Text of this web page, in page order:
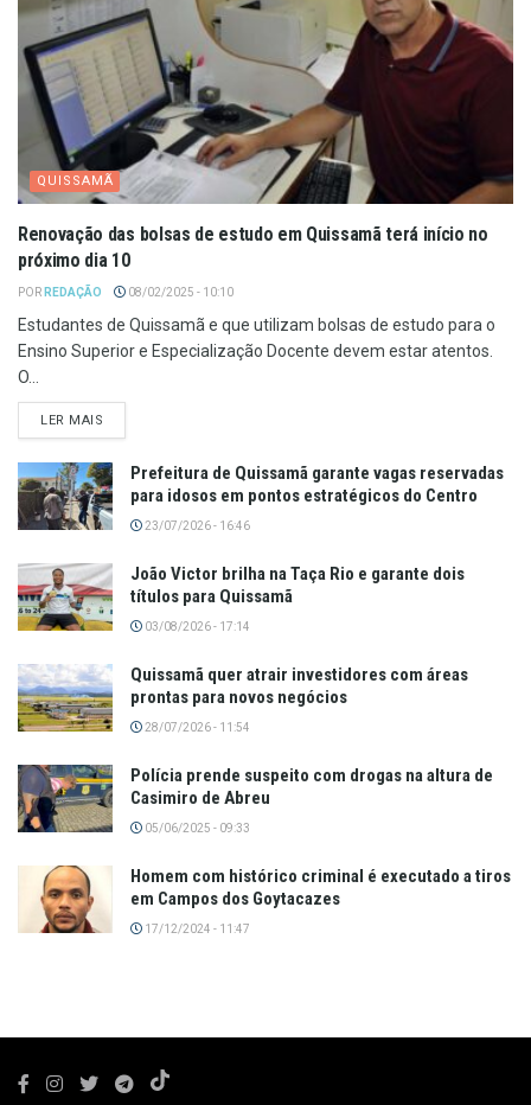
QUISSAMÃ
Renovação das bolsas de estudo em Quissamã terá início no
próximo dia 10
POR REDAÇÃO 08/02/2025 - 10:10
Estudantes de Quissamã e que utilizam bolsas de estudo para o
Ensino Superior e Especialização Docente devem estar atentos.
O...
LER MAIS
Prefeitura de Quissamã garante vagas reservadas
para idosos em pontos estratégicos do Centro
23/07/2026 - 16:46
João Victor brilha na Taça Rio e garante dois
títulos para Quissamã
03/08/2026 - 17:14
Quissamã quer atrair investidores com áreas
prontas para novos negócios
28/07/2026 - 11:54
Polícia prende suspeito com drogas na altura de
Casimiro de Abreu
05/06/2025 - 09:33
Homem com histórico criminal é executado a tiros
em Campos dos Goytacazes
17/12/2024 - 11:47